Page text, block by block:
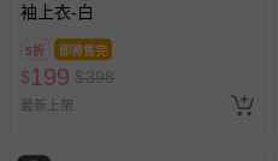
袖上衣-白
5折 即將售完
$199 $398
最新上架